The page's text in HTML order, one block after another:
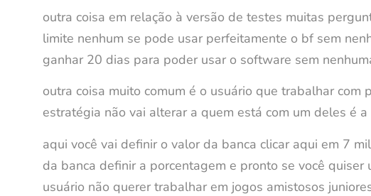
outra coisa em relação à versão de testes muitas
limite nenhum se pode usar perfeitamente o bf sem
ganhar 20 dias para poder usar o software sem
outra coisa muito comum é o usuário que trabalhar
estratégia não vai alterar a quem está com um deles é
aqui você vai definir o valor da banca clicar aqui em 7
da banca definir a porcentagem e pronto se você
usuário não querer trabalhar em jogos amistosos